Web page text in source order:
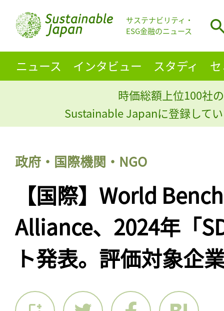
サステナビリティ・
ESG金融のニュース
ニュース インタビュー スタディ
時価総額上位100社
Sustainable Japanに登録して
政府・国際機関・NGO
【国際】World
Alliance、2024年「
ト発表。評価対象企